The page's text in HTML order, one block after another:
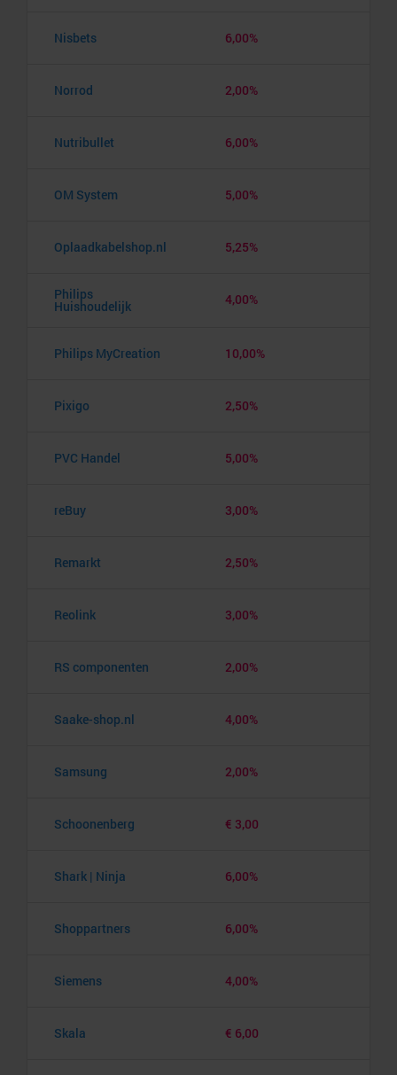
Nisbets 6,00%
Norrod 2,00%
Nutribullet 6,00%
OM System 5,00%
Oplaadkabelshop.nl 5,25%
Philips
Huishoudelijk 4,00%
Philips MyCreation 10,00%
Pixigo 2,50%
PVC Handel 5,00%
reBuy 3,00%
Remarkt 2,50%
Reolink 3,00%
RS componenten 2,00%
Saake-shop.nl 4,00%
Samsung 2,00%
Schoonenberg € 3,00
Shark | Ninja 6,00%
Shoppartners 6,00%
Siemens 4,00%
Skala € 6,00